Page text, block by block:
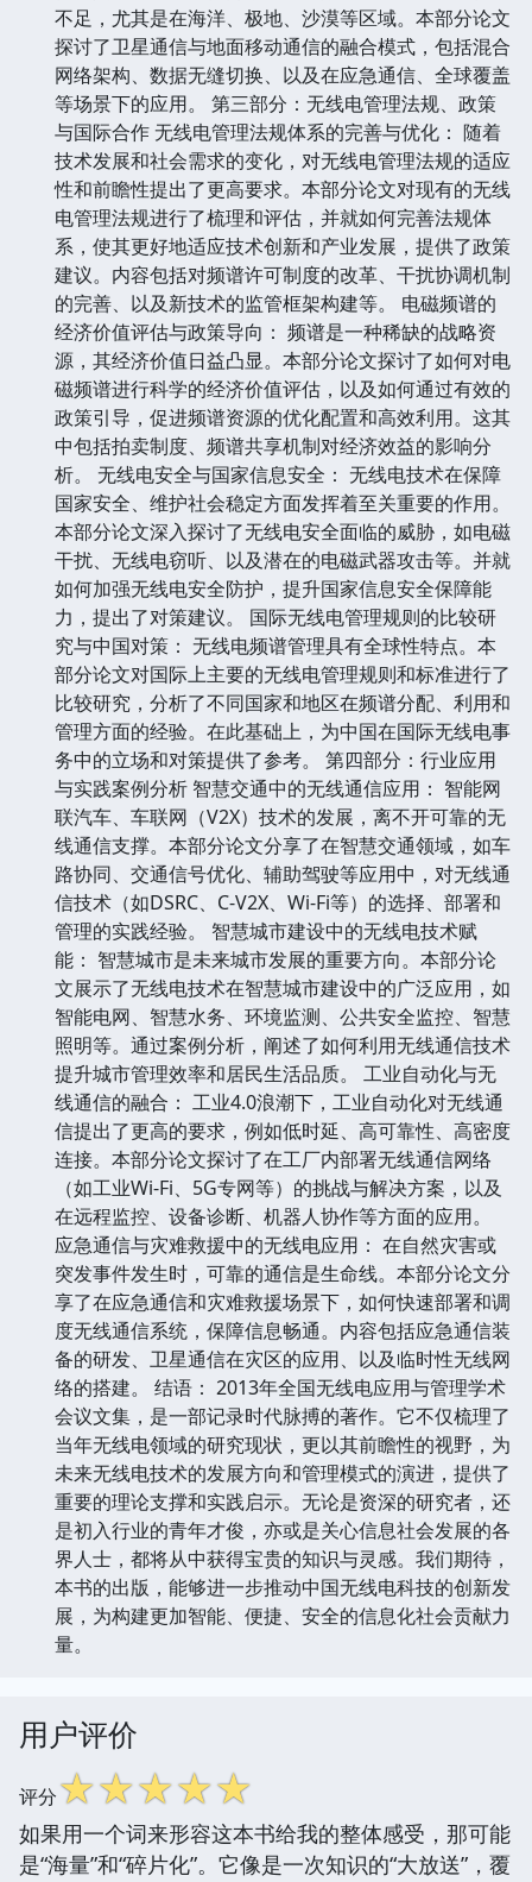
不足，尤其是在海洋、极地、沙漠等区域。本部分论文
探讨了卫星通信与地面移动通信的融合模式，包括混合
网络架构、数据无缝切换、以及在应急通信、全球覆盖
等场景下的应用。 第三部分：无线电管理法规、政策
与国际合作 无线电管理法规体系的完善与优化： 随着
技术发展和社会需求的变化，对无线电管理法规的适应
性和前瞻性提出了更高要求。本部分论文对现有的无线
电管理法规进行了梳理和评估，并就如何完善法规体
系，使其更好地适应技术创新和产业发展，提供了政策
建议。内容包括对频谱许可制度的改革、干扰协调机制
的完善、以及新技术的监管框架构建等。 电磁频谱的
经济价值评估与政策导向： 频谱是一种稀缺的战略资
源，其经济价值日益凸显。本部分论文探讨了如何对电
磁频谱进行科学的经济价值评估，以及如何通过有效的
政策引导，促进频谱资源的优化配置和高效利用。这其
中包括拍卖制度、频谱共享机制对经济效益的影响分
析。 无线电安全与国家信息安全： 无线电技术在保障
国家安全、维护社会稳定方面发挥着至关重要的作用。
本部分论文深入探讨了无线电安全面临的威胁，如电磁
干扰、无线电窃听、以及潜在的电磁武器攻击等。并就
如何加强无线电安全防护，提升国家信息安全保障能
力，提出了对策建议。 国际无线电管理规则的比较研
究与中国对策： 无线电频谱管理具有全球性特点。本
部分论文对国际上主要的无线电管理规则和标准进行了
比较研究，分析了不同国家和地区在频谱分配、利用和
管理方面的经验。在此基础上，为中国在国际无线电事
务中的立场和对策提供了参考。 第四部分：行业应用
与实践案例分析 智慧交通中的无线通信应用： 智能网
联汽车、车联网（V2X）技术的发展，离不开可靠的无
线通信支撑。本部分论文分享了在智慧交通领域，如车
路协同、交通信号优化、辅助驾驶等应用中，对无线通
信技术（如DSRC、C-V2X、Wi-Fi等）的选择、部署和
管理的实践经验。 智慧城市建设中的无线电技术赋
能： 智慧城市是未来城市发展的重要方向。本部分论
文展示了无线电技术在智慧城市建设中的广泛应用，如
智能电网、智慧水务、环境监测、公共安全监控、智慧
照明等。通过案例分析，阐述了如何利用无线通信技术
提升城市管理效率和居民生活品质。 工业自动化与无
线通信的融合： 工业4.0浪潮下，工业自动化对无线通
信提出了更高的要求，例如低时延、高可靠性、高密度
连接。本部分论文探讨了在工厂内部署无线通信网络
（如工业Wi-Fi、5G专网等）的挑战与解决方案，以及
在远程监控、设备诊断、机器人协作等方面的应用。
应急通信与灾难救援中的无线电应用： 在自然灾害或
突发事件发生时，可靠的通信是生命线。本部分论文分
享了在应急通信和灾难救援场景下，如何快速部署和调
度无线通信系统，保障信息畅通。内容包括应急通信装
备的研发、卫星通信在灾区的应用、以及临时性无线网
络的搭建。 结语： 2013年全国无线电应用与管理学术
会议文集，是一部记录时代脉搏的著作。它不仅梳理了
当年无线电领域的研究现状，更以其前瞻性的视野，为
未来无线电技术的发展方向和管理模式的演进，提供了
重要的理论支撑和实践启示。无论是资深的研究者，还
是初入行业的青年才俊，亦或是关心信息社会发展的各
界人士，都将从中获得宝贵的知识与灵感。我们期待，
本书的出版，能够进一步推动中国无线电科技的创新发
展，为构建更加智能、便捷、安全的信息化社会贡献力
量。
用户评价
评分☆☆☆☆☆
如果用一个词来形容这本书给我的整体感受，那可能
是“海量”和“碎片化”。它像是一次知识的“大放送”，覆